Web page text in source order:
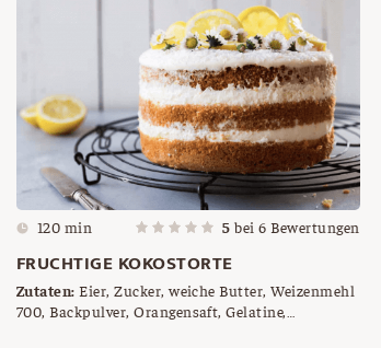
120 min 5 bei6 Bewertungen
FRUCHTIGE KOKOSTORTE
Zutaten: Eier, Zucker, weiche Butter, Weizenmehl
700, Backpulver, Orangensaft, Gelatine,